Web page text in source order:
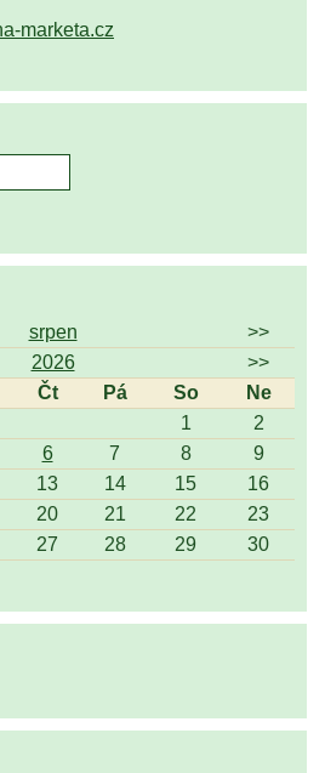
marketa.cz
srpen
>>
2026
>>
Čt Pá So
Ne
1
2
6 7 8
9
13 14 15
16
20 21 22
23
27 28 29
30